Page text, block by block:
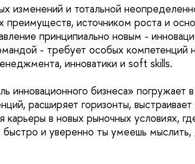
изменений и тотальной
источником роста и
принципиально новым -
- требует особых компетенций
инноватики и soft skills.
инновационного бизнеса» погружает
расширяет горизонты,
в новых рыночных условиях,
быстро и уверенно ты умеешь мыслить,